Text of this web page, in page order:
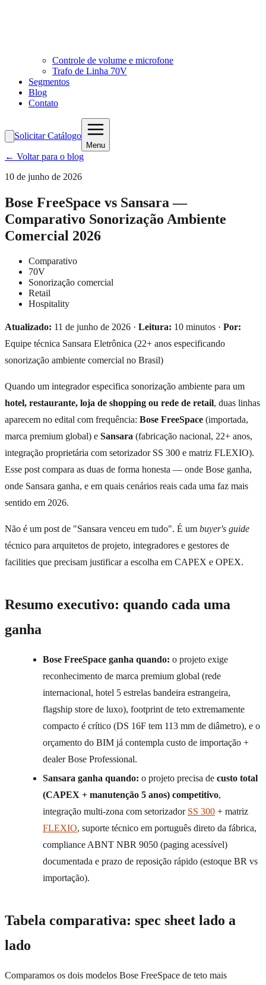
Controle de volume e microfone
Trafo de Linha 70V
Segmentos
Blog
Contato
Solicitar Catálogo
Menu
← Voltar para o blog
10 de junho de 2026
Bose FreeSpace vs Sansara —
Comparativo Sonorização Ambiente
Comercial 2026
Comparativo
70V
Sonorização comercial
Retail
Hospitality
Atualizado: 11 de junho de 2026 · Leitura: 10 minutos · Por:
Equipe técnica Sansara Eletrônica (22+ anos especificando
sonorização ambiente comercial no Brasil)
Quando um integrador especifica sonorização ambiente para um
hotel, restaurante, loja de shopping ou rede de retail, duas linhas
aparecem no edital com frequência: Bose FreeSpace (importada,
marca premium global) e Sansara (fabricação nacional, 22+ anos,
integração proprietária com setorizador SS 300 e matriz FLEXIO).
Esse post compara as duas de forma honesta — onde Bose ganha,
onde Sansara ganha, e em quais cenários reais cada uma faz mais
sentido em 2026.
Não é um post de "Sansara venceu em tudo". É um buyer's guide
técnico para arquitetos de projeto, integradores e gestores de
facilities que precisam justificar a escolha em CAPEX e OPEX.
Resumo executivo: quando cada uma
ganha
Bose FreeSpace ganha quando: o projeto exige
reconhecimento de marca premium global (rede
internacional, hotel 5 estrelas bandeira estrangeira,
flagship store de luxo), footprint de teto extremamente
compacto é crítico (DS 16F tem 113 mm de diâmetro), e o
orçamento do BIM já contempla custo de importação +
dealer Bose Professional.
Sansara ganha quando: o projeto precisa de custo total
(CAPEX + manutenção 5 anos) competitivo,
integração multi-zona com setorizador SS 300 + matriz
FLEXIO, suporte técnico em português direto da fábrica,
compliance ABNT NBR 9050 (paging acessível)
documentada e prazo de reposição rápido (estoque BR vs
importação).
Tabela comparativa: spec sheet lado a
lado
Comparamos os dois modelos Bose FreeSpace de teto mais